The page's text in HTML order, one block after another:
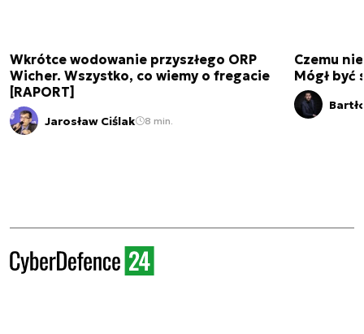
Wkrótce wodowanie przyszłego ORP
Wicher. Wszystko, co wiemy o fregacie
[RAPORT]
Jarosław Ciślak 8 min.
Czemu
Mógł być